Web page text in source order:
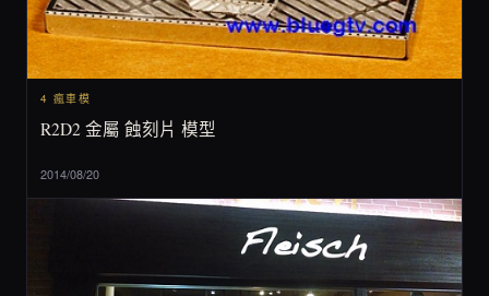
4 瘋車模
R2D2 金屬 蝕刻片 模型
2014/08/20